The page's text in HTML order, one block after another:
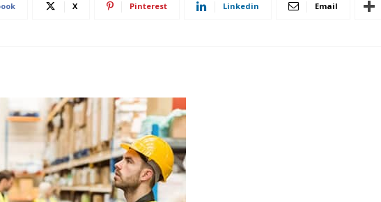
X Pinterest Linkedin Email